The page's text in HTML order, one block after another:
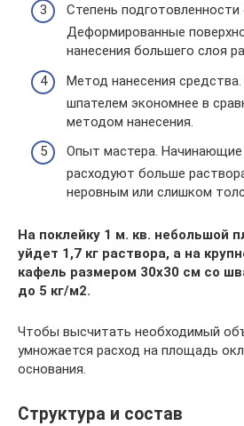
Степень
Деформированные
нанесения большего слоя
Метод нанесения
шпателем экономнее в
методом нанесения.
Опыт мастера. Начинающие
расходуют больше
неровным или слишком
На поклейку 1 м. кв. небольшой
уйдет 1,7 кг раствора, а на
кафель размером 30х30 см со
до 5 кг/м2.
Чтобы высчитать необходимый
умножается расход на площадь
основания.
Структура и состав